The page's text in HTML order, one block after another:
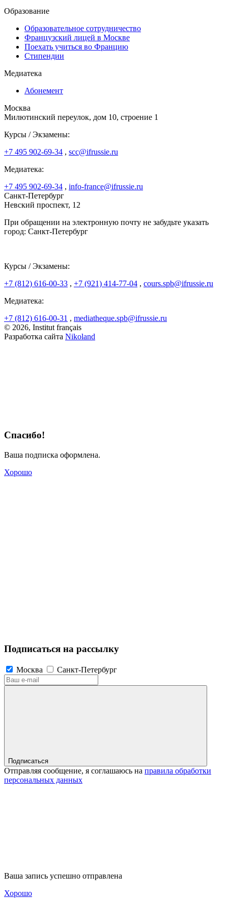
Образование
Образовательное сотрудничество
Французский лицей в Москве
Поехать учиться во Францию
Стипендии
Медиатека
Абонемент
Москва
Милютинский переулок, дом 10, строение 1
Курсы / Экзамены:
+7 495 902-69-34 , scc@ifrussie.ru
Медиатека:
+7 495 902-69-34 , info-france@ifrussie.ru
Санкт-Петербург
Невский проспект, 12
При обращении на электронную почту не забудьте указать
город: Санкт-Петербург
Курсы / Экзамены:
+7 (812) 616-00-33 , +7 (921) 414-77-04 , cours.spb@ifrussie.ru
Медиатека:
+7 (812) 616-00-31 , mediatheque.spb@ifrussie.ru
© 2026, Institut français
Разработка сайта Nikoland
Спасибо!
Ваша подписка оформлена.
Хорошо
Подписаться на рассылку
Москва Санкт-Петербург
Подписаться
Отправляя сообщение, я соглашаюсь на правила обработки
персональных данных
Ваша запись успешно отправлена
Хорошо